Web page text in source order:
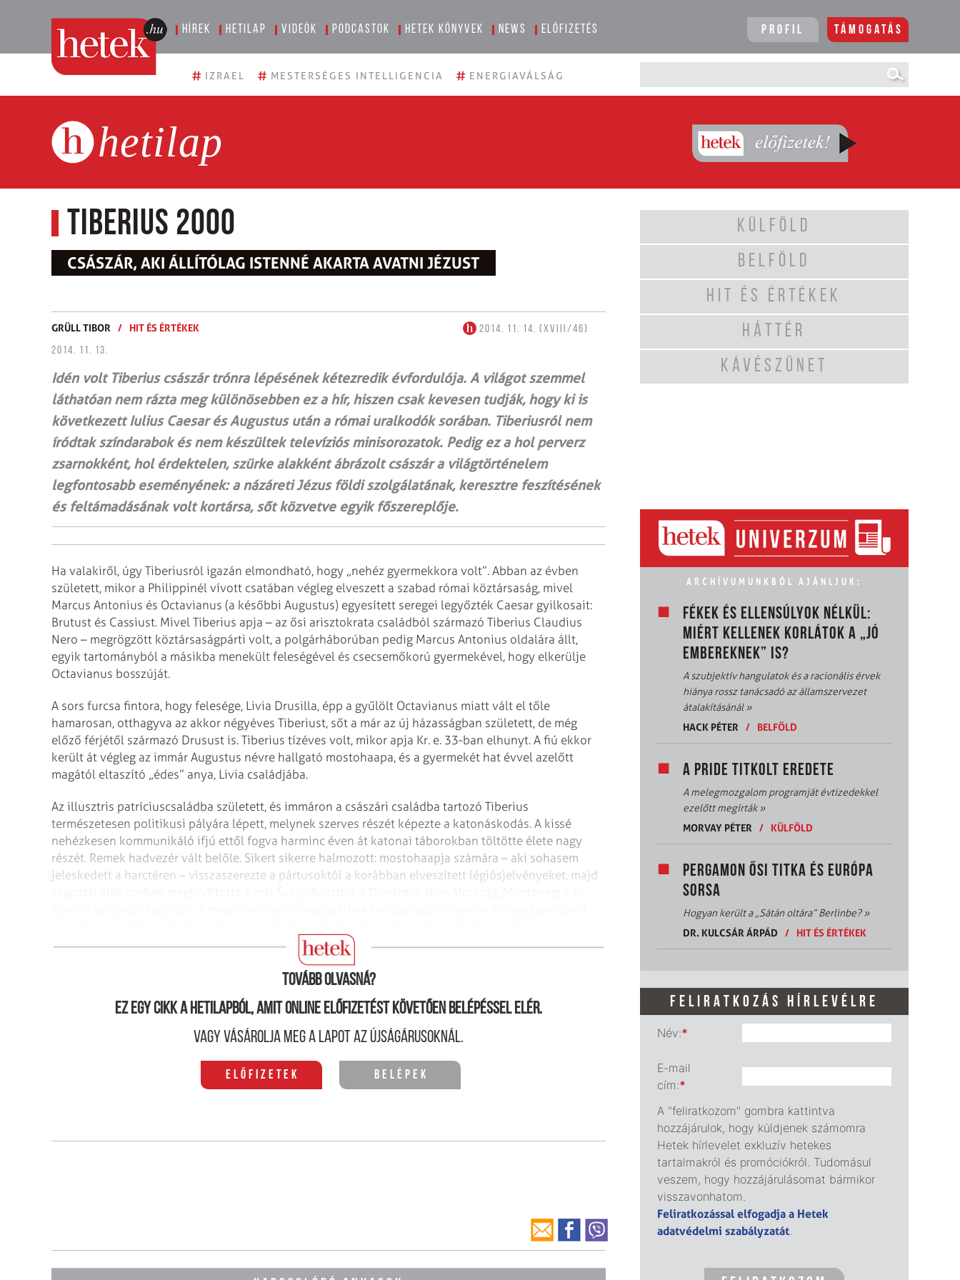
Hírek Hetilap Videók Podcastok Hetek könyvek News Előfizetés Profil Támogatás
# IZRAEL # MESTERSÉGES INTELLIGENCIA # ENERGIAVÁLSÁG
hetilap
Tiberius 2000
CSÁSZÁR, AKI ÁLLÍTÓLAG ISTENNÉ AKARTA AVATNI JÉZUST
GRÜLL TIBOR / HIT ÉS ÉRTÉKEK
2014. 11. 14. (XVIII/46)
2014. 11. 13.
Idén volt Tiberius császár trónra lépésének kétezredik évfordulója. A világot szemmel
láthatóan nem rázta meg különösebben ez a hír, hiszen csak kevesen tudják, hogy ki is
következett Iulius Caesar és Augustus után a római uralkodók sorában. Tiberiusról nem
íródtak színdarabok és nem készültek televíziós mini­sorozatok. Pedig ez a hol perverz
zsarnokként, hol érdektelen, szürke alakként ábrázolt császár a világ­történelem
legfontosabb eseményének: a názáreti Jézus földi szolgálatának, keresztre feszítésének
és feltámadásának volt kortársa, sőt közvetve egyik főszereplője.
Ha valakiről, úgy Tiberiusról igazán elmondható, hogy „nehéz gyermekkora volt”. Abban az évben
született, mikor a Philippinél vívott csatában végleg elveszett a szabad római köztársaság, mivel
Marcus Antonius és Octavianus (a későbbi Augustus) egyesített seregei legyőzték Caesar gyilkosait:
Brutust és Cassiust. Mivel Tiberius apja – az ősi arisztokrata családból származó Tiberius Claudius
Nero – megrögzött köztársaságpárti volt, a polgárháborúban pedig Marcus Antonius oldalára állt,
egyik tartományból a másikba menekült feleségével és csecsemőkorú gyermekével, hogy elkerülje
Octavianus bosszúját.
A sors furcsa fintora, hogy felesége, Livia Drusilla, épp a gyűlölt Octavianus miatt vált el tőle
hamarosan, otthagyva az akkor négyéves Tiberiust, sőt a már az új házasságban született, de még
előző férjétől származó Drusust is. Tiberius tízéves volt, mikor apja Kr. e. 33-ban elhunyt. A fiú ekkor
került át végleg az immár Augustus névre hallgató mostohaapa, és a gyermekét hat évvel azelőtt
magától eltaszító „édes” anya, Livia családjába.
Az illusztris patríciuscsaládba született, és immáron a császári családba tartozó Tiberius
természetesen politikusi pályára lépett, melynek szerves részét képezte a katonáskodás. A kissé
nehézkesen kommunikáló ifjú ettől fogva harminc éven át katonai táborokban töltötte élete nagy
részét. Remek hadvezér vált belőle. Sikert sikerre halmozott: mostohaapja számára – aki sohasem
jeleskedett a harctéren – visszaszerezte a pártusoktól a korábban elveszített légiósjelvényeket, majd
született.
Tovább olvasná?
Ez egy cikk a hetilapból, amit online előfizetést követően belépéssel elér.
Vagy vásárolja meg a lapot az újságárusoknál.
Előfizetek Belépek
KÜLFÖLD
BELFÖLD
HIT ÉS ÉRTÉKEK
HÁTTÉR
KÁVÉSZÜNET
ARCHÍVUMUNKBÓL AJÁNLJUK:
FÉKEK ÉS ELLENSÚLYOK NÉLKÜL:
MIÉRT KELLENEK KORLÁTOK A „JÓ
EMBEREKNEK” IS?
A szubjektív hangulatok és a racionális érvek
hiánya rossz tanácsadó az államszervezet
átalakításánál»
HACK PÉTER
/ BELFÖLD
A PRIDE TITKOLT EREDETE
A melegmozgalom programját évtizedekkel
ezelőtt megírták»
MORVAY PÉTER
/ KÜLFÖLD
PERGAMON ŐSI TITKA ÉS EURÓPA
SORSA
Hogyan került a „Sátán oltára” Berlinbe?»
DR. KULCSÁR ÁRPÁD
/ HIT ÉS ÉRTÉKEK
FELIRATKOZÁS HÍRLEVÉLRE
Név:*
E-mail
cím:*
A "feliratkozom" gombra kattintva
hozzájárulok, hogy küldjenek számomra
Hetek hírlevelet exkluzív hetekes
tartalmakról és promóciókról. Tudomásul
veszem, hogy hozzájárulásomat bármikor
visszavonhatom.
Feliratkozással elfogadja a Hetek
adatvédelmi szabályzatát.